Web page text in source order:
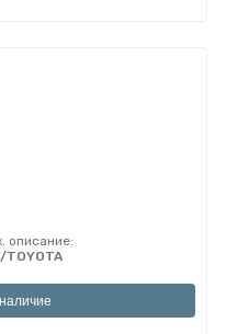
описание:
TOYOTA